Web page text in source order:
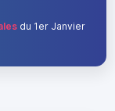
du 1er Janvier